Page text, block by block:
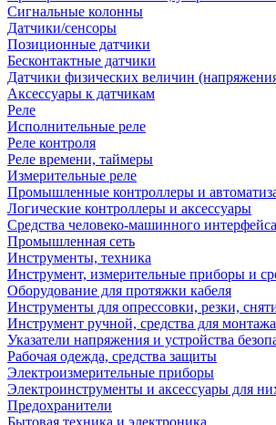
Сигнальные колонны
Датчики/сенсоры
Позиционные датчики
Бесконтактные датчики
Датчики физических величин
Аксессуары к датчикам
Реле
Исполнительные реле
Реле контроля
Реле времени, таймеры
Измерительные реле
Промышленные контроллеры и
Логические контроллеры и аксессуары
Средства человеко-машинного интерфейса
Промышленная сеть
Инструменты, техника
Инструмент, измерительные приборы и
Оборудование для протяжки кабеля
Инструменты для опрессовки, резки,
Инструмент ручной, средства для монтажа
Указатели напряжения и устройства
Рабочая одежда, средства защиты
Электроизмерительные приборы
Электроинструменты и аксессуары для
Предохранители
Бытовая техника и электроника